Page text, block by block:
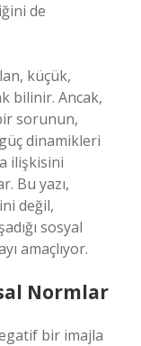
de
küçük,
bilinir. Ancak,
sorunun,
dinamikleri
ilişkisini
Bu yazı,
değil,
sosyal
amaçlıyor.
Normlar
bir imajla